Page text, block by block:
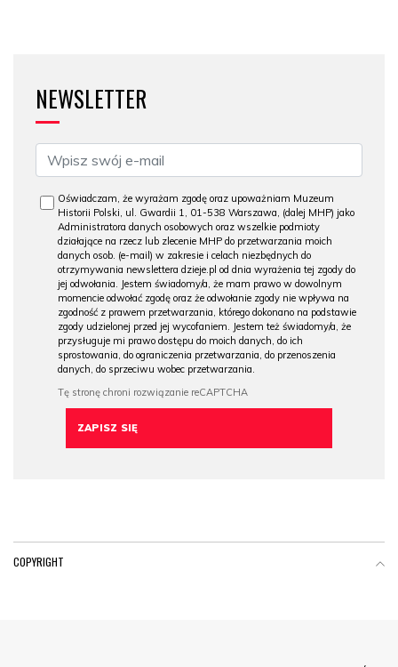
NEWSLETTER
Oświadczam, że wyrażam zgodę oraz upoważniam Muzeum
Historii Polski, ul. Gwardii 1, 01-538 Warszawa, (dalej MHP) jako
Administratora danych osobowych oraz wszelkie podmioty
działające na rzecz lub zlecenie MHP do przetwarzania moich
danych osob. (e-mail) w zakresie i celach niezbędnych do
otrzymywania newslettera dzieje.pl od dnia wyrażenia tej zgody do
jej odwołania. Jestem świadomy/a, że mam prawo w dowolnym
momencie odwołać zgodę oraz że odwołanie zgody nie wpływa na
zgodność z prawem przetwarzania, którego dokonano na podstawie
zgody udzielonej przed jej wycofaniem. Jestem też świadomy/a, że
przysługuje mi prawo dostępu do moich danych, do ich
sprostowania, do ograniczenia przetwarzania, do przenoszenia
danych, do sprzeciwu wobec przetwarzania.
COPYRIGHT